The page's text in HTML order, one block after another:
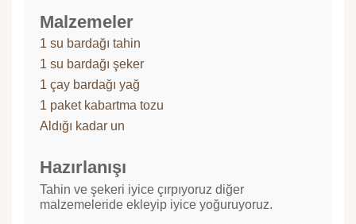
Malzemeler
1 su bardağı tahin
1 su bardağı şeker
1 çay bardağı yağ
1 paket kabartma tozu
Aldığı kadar un
Hazırlanışı
Tahin ve şekeri iyice çırpıyoruz diğer
malzemeleride ekleyip iyice yoğuruyoruz.